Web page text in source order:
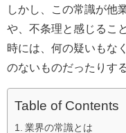
しかし、この常識が他
や、不条理と感じるこ
時には、何の疑いもな
のないものだったりす
Table of Contents
業界の常識とは